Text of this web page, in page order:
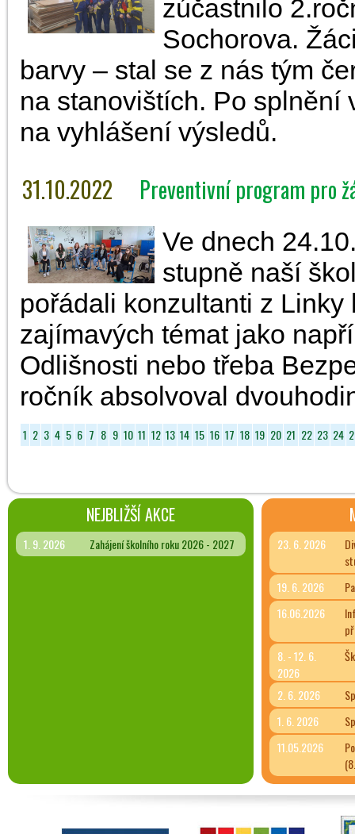
zúčastnilo
Sochorova.
barvy – stal se z nás tým
na stanovištích. Po splnění
na vyhlášení výsledů.
31.10.2022 Preventivní program pro
Ve dnech
stupně naší
pořádali konzultanti z
zajímavých témat jako
Odlišnosti nebo třeba
ročník absolvoval
1 2 3 4 5 6 7 8 9 10 11 12 13 14 15 16 17 18 19 20 21 22 23 24
NEJBLIŽŠÍ AKCE
1. 9. 2026 Zahájení školního roku 2026 - 2027 23. 6. 2026
19. 6. 2026
16.06.2026
8. - 12. 6.
2026
2. 6. 2026
1. 6. 2026
11.05.2026